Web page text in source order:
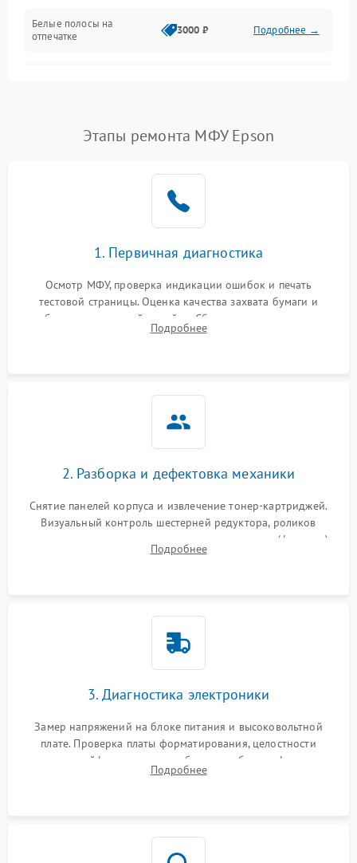
Изображение
Белые полосы на
отпечатке
3000 ₽ Подробнее →
Этапы ремонта МФУ Epson
1. Первичная диагностика
Осмотр МФУ, проверка индикации ошибок и печать
тестовой страницы. Оценка качества захвата бумаги и
работы сканирующей линейки. Сбор данных о замятиях,
дефектах изображения или посторонних шумах при работе.
Подробнее
2. Разборка и дефектовка механики
Снятие панелей корпуса и извлечение тонер-картриджей.
Визуальный контроль шестерней редуктора, роликов
захвата, термопленки и прижимного вала в печи (фьюзере).
Проверка оптики сканера на загрязнения.
Подробнее
3. Диагностика электроники
Замер напряжений на блоке питания и высоковольтной
плате. Проверка платы форматирования, целостности
плоских шлейфов сканера и работоспособности флажков и
оптопар (датчиков прохождения бумаги).
Подробнее